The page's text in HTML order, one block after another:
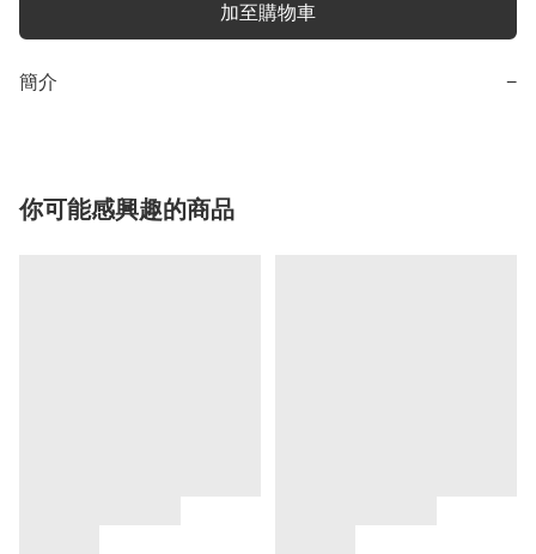
加至購物車
簡介 −
你可能感興趣的商品